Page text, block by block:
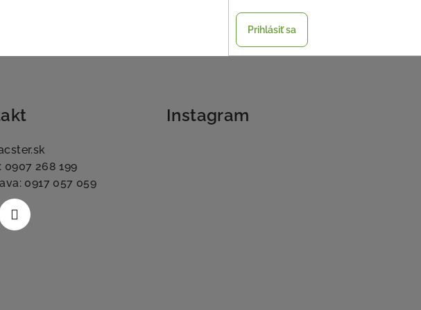
Prihlásiť sa
0907 268 199
0917 057 059
Instagram